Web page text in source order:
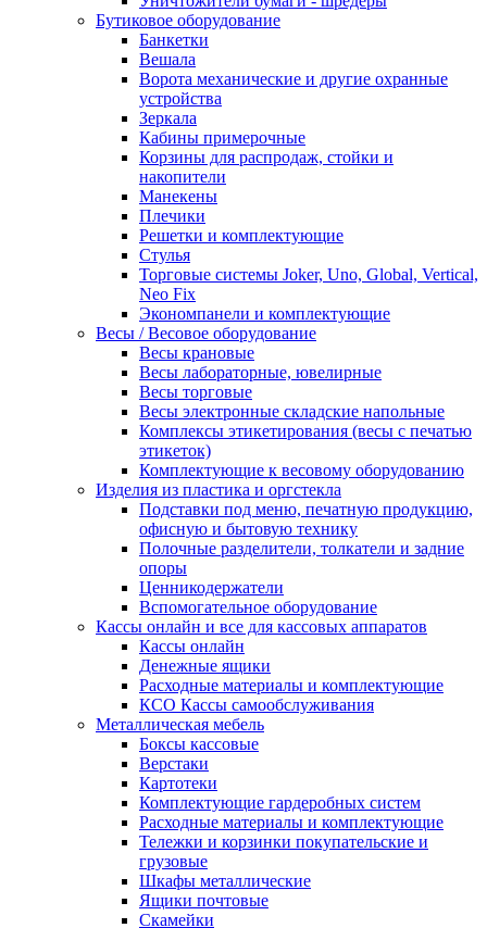
Бутиковое оборудование
Банкетки
Вешала
Ворота механические и другие охранные
устройства
Зеркала
Кабины примерочные
Корзины для распродаж, стойки и
накопители
Манекены
Плечики
Решетки и комплектующие
Стулья
Торговые системы Joker, Uno, Global, Vertical,
Neo Fix
Экономпанели и комплектующие
Весы / Весовое оборудование
Весы крановые
Весы лабораторные, ювелирные
Весы торговые
Весы электронные складские напольные
Комплексы этикетирования (весы с печатью
этикеток)
Комплектующие к весовому оборудованию
Изделия из пластика и оргстекла
Подставки под меню, печатную продукцию,
офисную и бытовую технику
Полочные разделители, толкатели и задние
опоры
Ценникодержатели
Вспомогательное оборудование
Кассы онлайн и все для кассовых аппаратов
Кассы онлайн
Денежные ящики
Расходные материалы и комплектующие
КСО Кассы самообслуживания
Металлическая мебель
Боксы кассовые
Верстаки
Картотеки
Комплектующие гардеробных систем
Расходные материалы и комплектующие
Тележки и корзинки покупательские и
грузовые
Шкафы металлические
Ящики почтовые
Скамейки